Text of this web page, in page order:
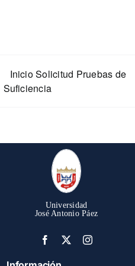
Inicio Solicitud Pruebas de
Suficiencia
Universidad
José Antonio Páez